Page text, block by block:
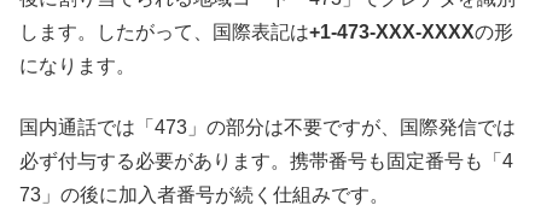
します。したがって、国際表記は+1-473-XXX-XXXXの形
になります。
国内通話では「473」の部分は不要ですが、国際発信では
必ず付与する必要があります。携帯番号も固定番号も「4
73」の後に加入者番号が続く仕組みです。